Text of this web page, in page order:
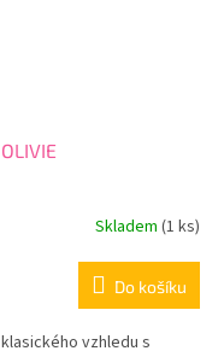
Skladem (1 ks)
Do košíku
vzhledu s